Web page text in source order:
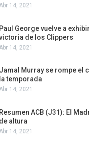
Abr 14, 2021
Paul George vuelve a
de los Clippers
Abr 14, 2021
Jamal Murray se rompe el
la temporada
Abr 14, 2021
Resumen ACB (J31): El
de altura
Abr 14, 2021